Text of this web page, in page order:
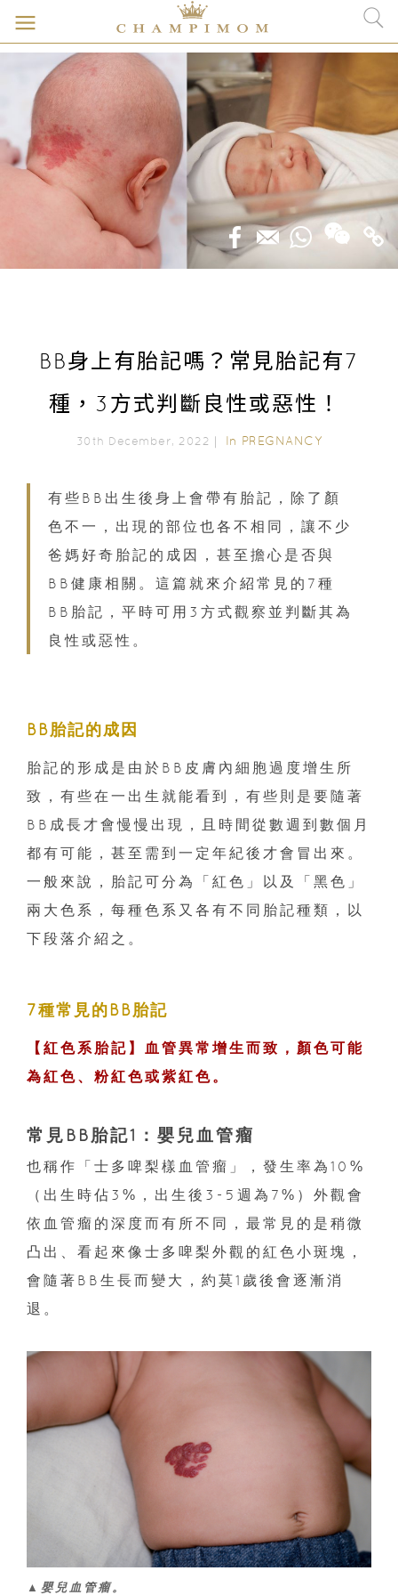
BB身上有胎記嗎？常見胎記有7
種，3方式判斷良性或惡性！
30th December, 2022｜ In PREGNANCY
有些BB出生後身上會帶有胎記，除了顏
色不一，出現的部位也各不相同，讓不少
爸媽好奇胎記的成因，甚至擔心是否與
BB健康相關。這篇就來介紹常見的7種
BB胎記，平時可用3方式觀察並判斷其為
良性或惡性。
BB胎記的成因
胎記的形成是由於BB皮膚內細胞過度增生所
致，有些在一出生就能看到，有些則是要隨著
BB成長才會慢慢出現，且時間從數週到數個月
都有可能，甚至需到一定年紀後才會冒出來。
一般來說，胎記可分為「紅色」以及「黑色」
兩大色系，每種色系又各有不同胎記種類，以
下段落介紹之。
7種常見的BB胎記
【紅色系胎記】血管異常增生而致，顏色可能
為紅色、粉紅色或紫紅色。
常見BB胎記1：嬰兒血管瘤
也稱作「士多啤梨樣血管瘤」，發生率為10%
（出生時佔3%，出生後3-5週為7%）外觀會
依血管瘤的深度而有所不同，最常見的是稍微
凸出、看起來像士多啤梨外觀的紅色小斑塊，
會隨著BB生長而變大，約莫1歲後會逐漸消
退。
▲嬰兒血管瘤。